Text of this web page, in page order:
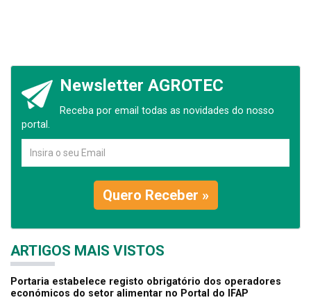
Newsletter AGROTEC
Receba por email todas as novidades do nosso
portal.
Quero Receber »
ARTIGOS MAIS VISTOS
Portaria estabelece registo obrigatório dos operadores
económicos do setor alimentar no Portal do IFAP